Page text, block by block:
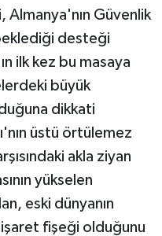
Almanya'nın Güvenlik
desteği
ilk kez bu masaya
büyük
dikkati
üstü örtülemez
akla ziyan
yükselen
eski dünyanın
fişeği olduğunu